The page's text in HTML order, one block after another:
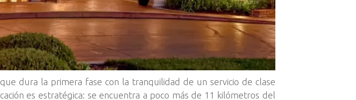
dura la primera fase con la tranquilidad de un servicio de clase
es estratégica: se encuentra a poco más de 11 kilómetros del